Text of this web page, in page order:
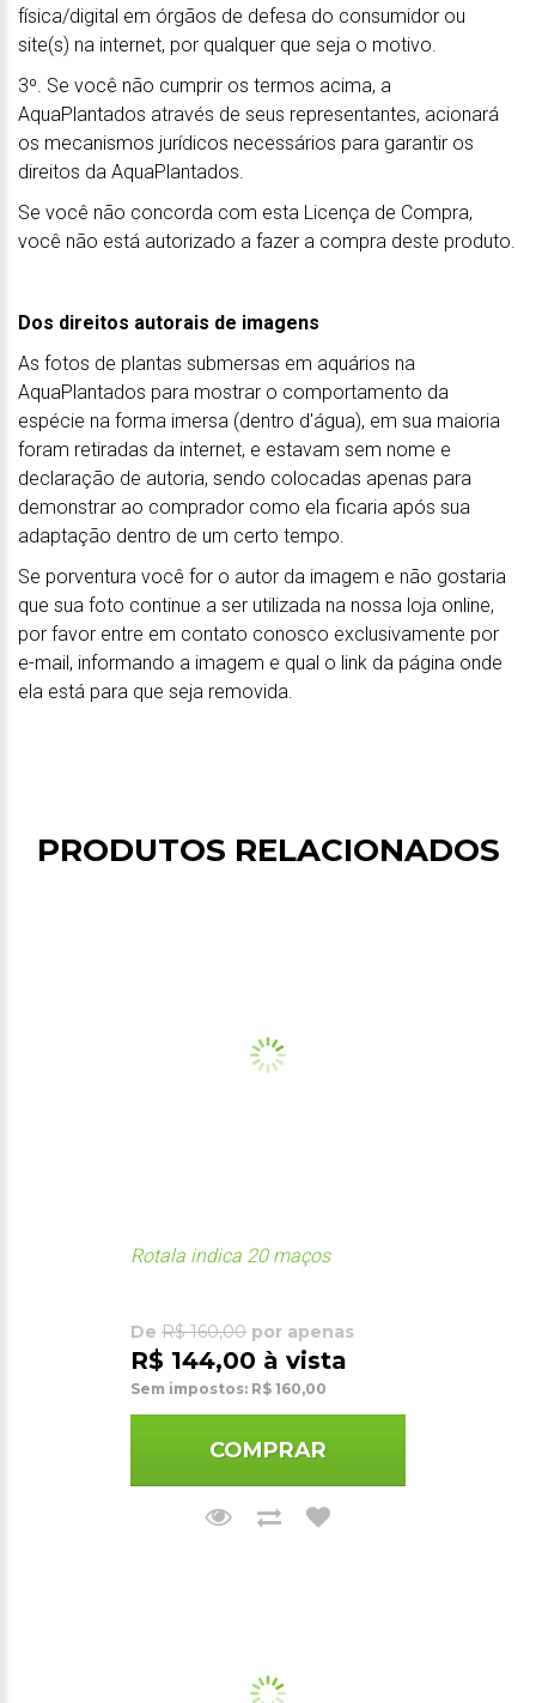
física/digital em órgãos de defesa do consumidor ou
site(s) na internet, por qualquer que seja o motivo.
3º. Se você não cumprir os termos acima, a
AquaPlantados através de seus representantes, acionará
os mecanismos jurídicos necessários para garantir os
direitos da AquaPlantados.
Se você não concorda com esta Licença de Compra,
você não está autorizado a fazer a compra deste produto.
Dos direitos autorais de imagens
As fotos de plantas submersas em aquários na
AquaPlantados para mostrar o comportamento da
espécie na forma imersa (dentro d'água), em sua maioria
foram retiradas da internet, e estavam sem nome e
declaração de autoria, sendo colocadas apenas para
demonstrar ao comprador como ela ficaria após sua
adaptação dentro de um certo tempo.
Se porventura você for o autor da imagem e não gostaria
que sua foto continue a ser utilizada na nossa loja online,
por favor entre em contato conosco exclusivamente por
e-mail, informando a imagem e qual o link da página onde
ela está para que seja removida.
PRODUTOS RELACIONADOS
Rotala indica 20 maços
De R$ 160,00 por apenas
R$ 144,00 à vista
Sem impostos: R$ 160,00
COMPRAR